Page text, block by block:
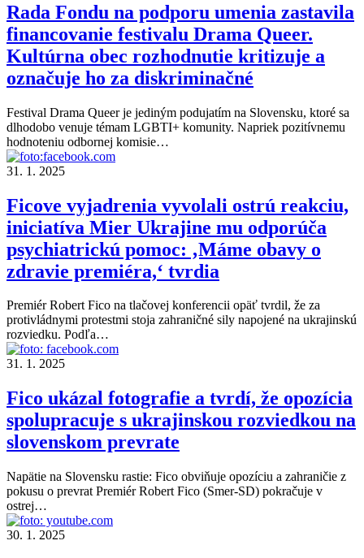
Rada Fondu na podporu umenia zastavila
financovanie festivalu Drama Queer.
Kultúrna obec rozhodnutie kritizuje a
označuje ho za diskriminačné
Festival Drama Queer je jediným podujatím na Slovensku, ktoré sa
dlhodobo venuje témam LGBTI+ komunity. Napriek pozitívnemu
hodnoteniu odbornej komisie…
31. 1. 2025
Ficove vyjadrenia vyvolali ostrú reakciu,
iniciatíva Mier Ukrajine mu odporúča
psychiatrickú pomoc: ‚Máme obavy o
zdravie premiéra,‘ tvrdia
Premiér Robert Fico na tlačovej konferencii opäť tvrdil, že za
protivládnymi protestmi stoja zahraničné sily napojené na ukrajinskú
rozviedku. Podľa…
31. 1. 2025
Fico ukázal fotografie a tvrdí, že opozícia
spolupracuje s ukrajinskou rozviedkou na
slovenskom prevrate
Napätie na Slovensku rastie: Fico obviňuje opozíciu a zahraničie z
pokusu o prevrat Premiér Robert Fico (Smer-SD) pokračuje v
ostrej…
30. 1. 2025